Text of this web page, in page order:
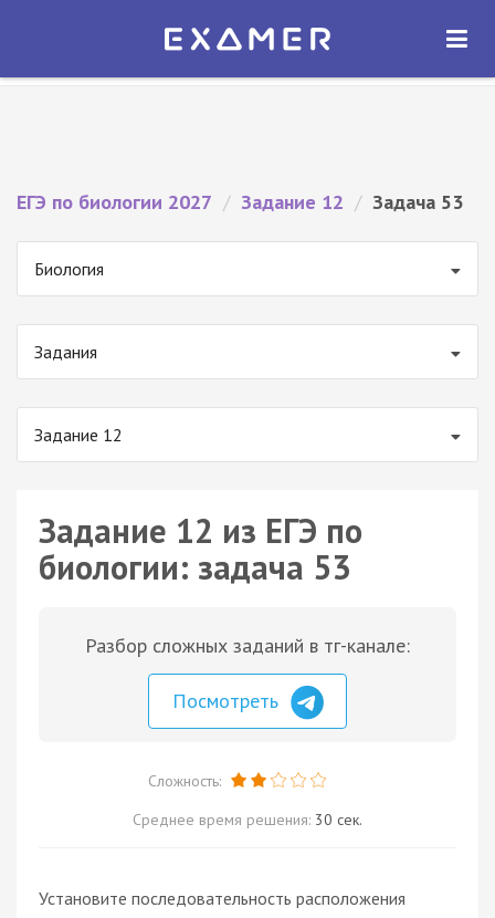
Экзамер — ЕГЭ 2027
ОТКРЫТЬ
ЕГЭ по биологии 2027 / Задание 12 / Задача 53
Биология
Задания
Задание 12
Задание 12 из ЕГЭ по
биологии: задача 53
Разбор сложных заданий в тг-канале:
Посмотреть
Сложность:
Среднее время решения: 30 сек.
Установите последовательность расположения